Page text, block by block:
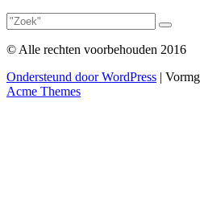
© Alle rechten voorbehouden 2016
Ondersteund door WordPress |
Acme Themes